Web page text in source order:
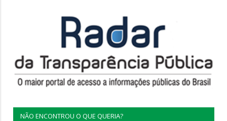
NÃO ENCONTROU O QUE QUERIA?